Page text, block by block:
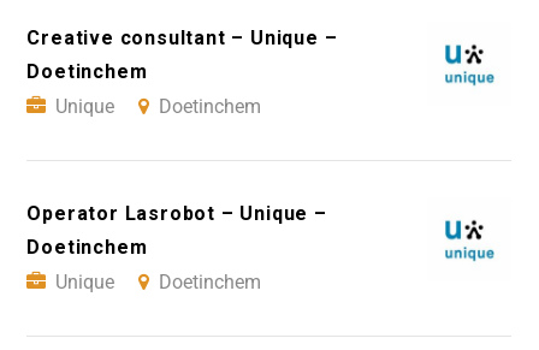
Creative consultant – Unique –
Doetinchem
Unique
Doetinchem
Operator Lasrobot – Unique –
Doetinchem
Unique
Doetinchem